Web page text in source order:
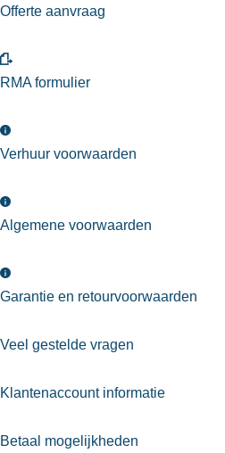
Offerte aanvraag
RMA formulier
Verhuur voorwaarden
Algemene voorwaarden
Garantie en retourvoorwaarden
Veel gestelde vragen
Klantenaccount informatie
Betaal mogelijkheden